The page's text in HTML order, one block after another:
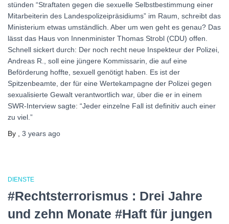
stünden “Straftaten gegen die sexuelle Selbstbestimmung einer
Mitarbeiterin des Landespolizeipräsidiums” im Raum, schreibt das
Ministerium etwas umständlich. Aber um wen geht es genau? Das
lässt das Haus von Innenminister Thomas Strobl (CDU) offen.
Schnell sickert durch: Der noch recht neue Inspekteur der Polizei,
Andreas R., soll eine jüngere Kommissarin, die auf eine
Beförderung hoffte, sexuell genötigt haben. Es ist der
Spitzenbeamte, der für eine Wertekampagne der Polizei gegen
sexualisierte Gewalt verantwortlich war, über die er in einem
SWR-Interview sagte: “Jeder einzelne Fall ist definitiv auch einer
zu viel.”
By
3 years ago
DIENSTE
#Rechtsterrorismus : Drei Jahre
und zehn Monate #Haft für jungen